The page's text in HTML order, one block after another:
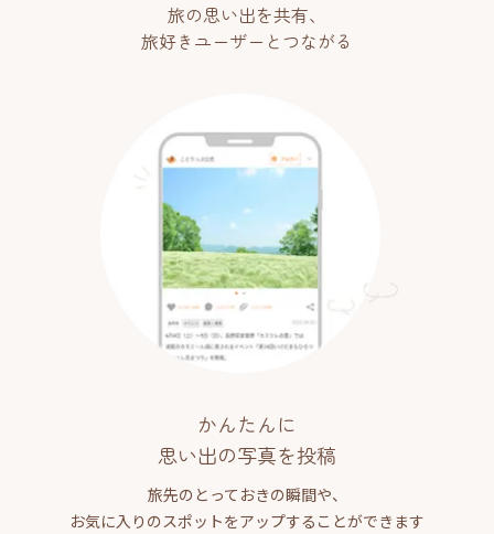
旅の思い出を共有、
旅好きユーザーとつながる
かんたんに
思い出の写真を投稿
旅先のとっておきの瞬間や、
お気に入りのスポットをアップすることができます